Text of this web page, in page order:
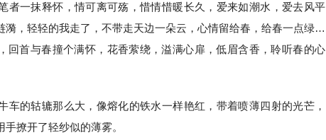
者一抹释怀，情可离可殇，惜情惜暖长久，爱来如潮水，爱去风平
漪，轻轻的我走了，不带走天边一朵云，心情留给春，给春一点绿…
回首与春撞个满怀，花香萦绕，溢满心扉，低眉含香，聆听春的心
车的轱辘那么大，像熔化的铁水一样艳红，带着喷薄四射的光芒，
撩开了轻纱似的薄雾。